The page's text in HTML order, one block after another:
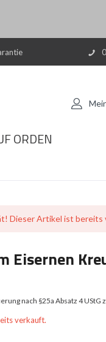
ORDEN
Dieser Artikel ist bereits
Eisernen
nach §25a Absatz 4 UStG
verkauft.